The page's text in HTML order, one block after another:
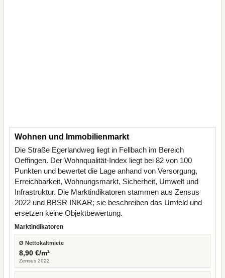
Wohnen und Immobilienmarkt
Die Straße Egerlandweg liegt in Fellbach im Bereich
Oeffingen. Der Wohnqualität-Index liegt bei 82 von 100
Punkten und bewertet die Lage anhand von Versorgung,
Erreichbarkeit, Wohnungsmarkt, Sicherheit, Umwelt und
Infrastruktur. Die Marktindikatoren stammen aus Zensus
2022 und BBSR INKAR; sie beschreiben das Umfeld und
ersetzen keine Objektbewertung.
Marktindikatoren
Ø Nettokaltmiete
8,90 €/m²
Zensus 2022